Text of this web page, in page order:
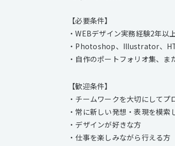
【必要条件】
・WEBデザイン実務経験2年以
・Photoshop、Illustrator、
・自作のポートフォリオ集、
【歓迎条件】
・チームワークを大切にして
・常に新しい発想・表現を模索
・デザインが好きな方
・仕事を楽しみながら行える方